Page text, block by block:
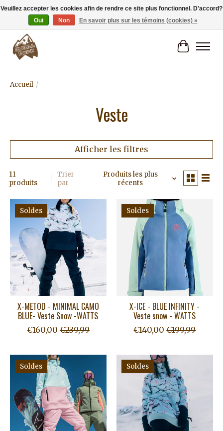
Livraison gratuite à partir de 80€.
Panier
Accueil /
Veste
Afficher les filtres
11
produits
Trier
par
Produits les plus
récents
Soldes
X-METOD - MINIMAL CAMO
BLUE- Veste Snow -WATTS
€160,00 €239,99
Soldes
X-ICE - BLUE INFINITY -
Veste snow - WATTS
€140,00 €199,99
Soldes Soldes
Veuillez accepter les cookies afin de rendre ce site plus fonctionnel. D'accord?
Oui
Non En savoir plus sur les témoins (cookies) »